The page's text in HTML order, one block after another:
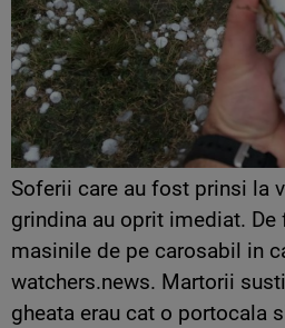
Soferii care au fost prinsi la
grindina au oprit imediat.
masinile de pe carosabil in
watchers.news. Martorii
gheata erau cat o portocala